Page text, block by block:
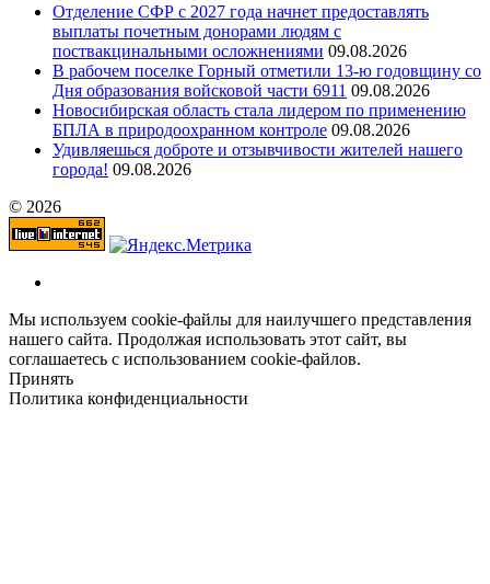
Отделение СФР с 2027 года начнет предоставлять
выплаты почетным донорами людям с
поствакцинальными осложнениями 09.08.2026
В рабочем поселке Горный отметили 13-ю годовщину со
Дня образования войсковой части 6911 09.08.2026
Новосибирская область стала лидером по применению
БПЛА в природоохранном контроле 09.08.2026
Удивляешься доброте и отзывчивости жителей нашего
города! 09.08.2026
© 2026
Мы используем cookie-файлы для наилучшего представления
нашего сайта. Продолжая использовать этот сайт, вы
соглашаетесь с использованием cookie-файлов.
Принять
Политика конфиденциальности